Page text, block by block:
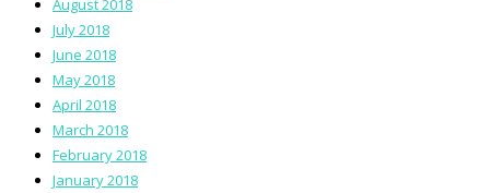
July 2018
June 2018
May 2018
April 2018
March 2018
February 2018
January 2018